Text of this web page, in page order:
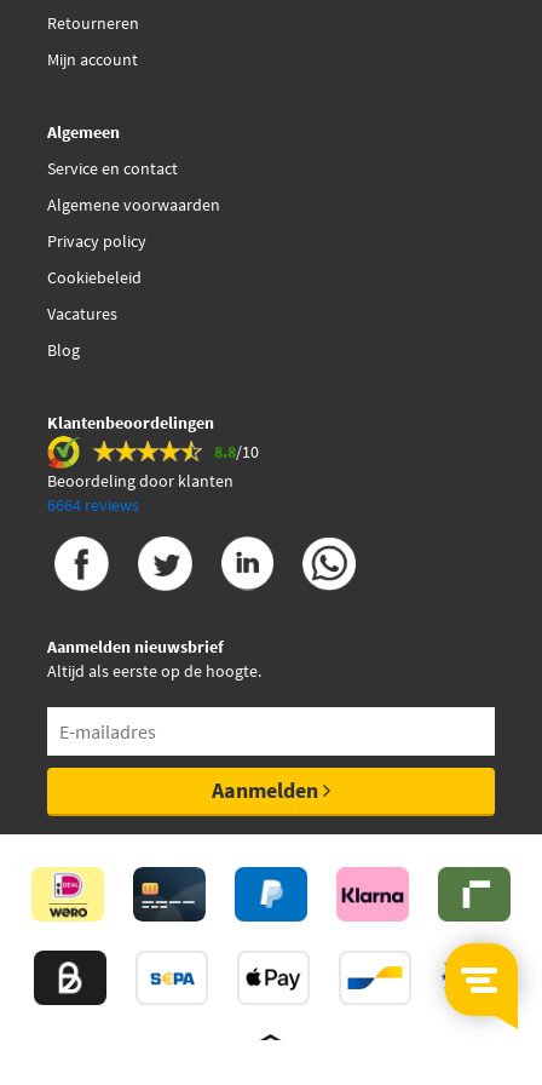
Topran 208 743
Retourneren
Mijn account
Algemeen
Service en contact
Algemene voorwaarden
Privacy policy
Cookiebeleid
Vacatures
Blog
Klantenbeoordelingen
8.8/10
Beoordeling door klanten
6664 reviews
Aanmelden nieuwsbrief
Altijd als eerste op de hoogte.
Aanmelden